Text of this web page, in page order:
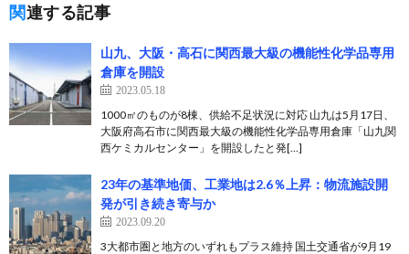
関連する記事
山九、大阪・高石に関西最大級の機能性化学品専用
倉庫を開設
2023.05.18
1000㎡のものが8棟、供給不足状況に対応 山九は5月17日、
大阪府高石市に関西最大級の機能性化学品専用倉庫「山九関
西ケミカルセンター」を開設したと発[…]
23年の基準地価、工業地は2.6％上昇：物流施設開
発が引き続き寄与か
2023.09.20
3大都市圏と地方のいずれもプラス維持 国土交通省が9月19